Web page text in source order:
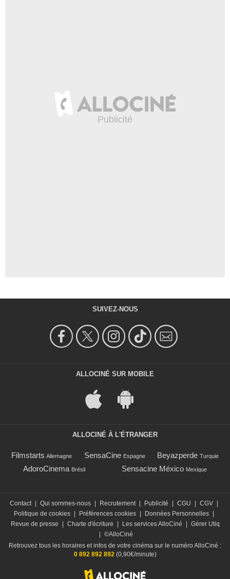
SUIVEZ-NOUS
ALLOCINÉ SUR MOBILE
ALLOCINÉ À L'ÉTRANGER
Filmstarts Allemagne SensaCine Espagne Beyazperde Turquie
AdoroCinema Brésil Sensacine México Mexique
Contact Qui sommes-nous Recrutement Publicité CGU CGV
Politique de cookies
Préférences cookies Données Personnelles
Revue de presse
Charte d'écriture Les services AlloCiné
Gérer Utiq
©AlloCiné
Retrouvez tous les horaires et infos de votre cinéma sur le numéro AlloCiné :
0 892 892 892(0,90€/minute)